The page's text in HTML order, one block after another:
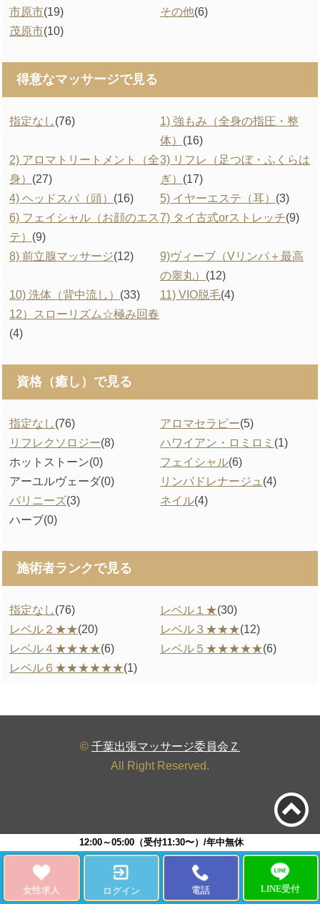
市原市(19) その他(6)
茂原市(10)
得意なマッサージで見る
指定なし(76)
1) 強もみ（全身の指圧・整
体） (16)
2) アロマトリートメント（全
身） (27)
3) リフレ（足つぼ・ふくらは
ぎ） (17)
4) ヘッドスパ（頭） (16) 5) イヤーエステ（耳） (3)
6) フェイシャル（お顔のエス
テ） (9)
7) タイ古式orストレッチ(9)
8) 前立腺マッサージ(12)
9)ヴィーブ（Vリンパ＋最高
の睾丸） (12)
10) 洗体（背中流し） (33) 11) VIO脱毛(4)
12）スローリズム☆極み回春
(4)
資格（癒し）で見る
指定なし(76) アロマセラピー(5)
リフレクソロジー(8) ハワイアン・ロミロミ (1)
ホットストーン(0) フェイシャル(6)
アーユルヴェーダ(0) リンパドレナージュ (4)
バリニーズ(3) ネイル(4)
ハーブ(0)
施術者ランクで見る
指定なし(76) レベル１★(30)
レベル２★★(20) レベル３★★★(12)
レベル４★★★★(6) レベル５★★★★★(6)
レベル６★★★★★★(1)
© 千葉出張マッサージ委員会Ｚ
All Right Reserved.
12:00～05:00（受付11:30〜）/年中無休
女性求人 ログイン 電話 LINE受付